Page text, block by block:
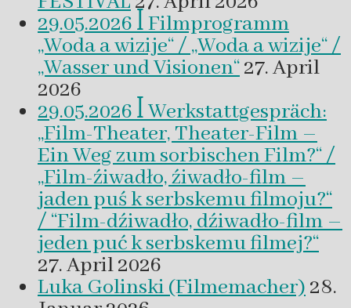
29.05.2026 ꟾ Filmprogramm
„Woda a wizije“ / „Woda a wizije“ /
„Wasser und Visionen“27. April
2026
29.05.2026 ꟾ Werkstattgespräch:
„Film-Theater, Theater-Film –
Ein Weg zum sorbischen Film?“ /
„Film-źiwadło, źiwadło-film –
jaden puś k serbskemu filmoju?“
/ “Film-dźiwadło, dźiwadło-film –
jeden puć k serbskemu filmej?“
27. April 2026
Luka Golinski (Filmemacher)28.